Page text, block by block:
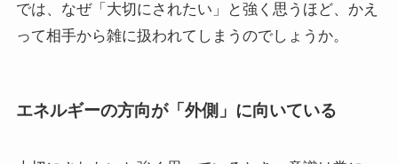
では、なぜ「大切にされたい」と強く思うほど、かえ
って相手から雑に扱われてしまうのでしょうか。
エネルギーの方向が「外側」に向いている